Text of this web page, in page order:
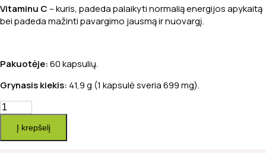
Vitaminu C – kuris, padeda palaikyti normalią energijos apykaitą
bei padeda mažinti pavargimo jausmą ir nuovargį.
Pakuotėje:60 kapsulių.
Grynasis kiekis: 41,9 g (1 kapsulė sveria 699 mg).
produkto
kiekis:
Maisto
papildas
Į krepšelį